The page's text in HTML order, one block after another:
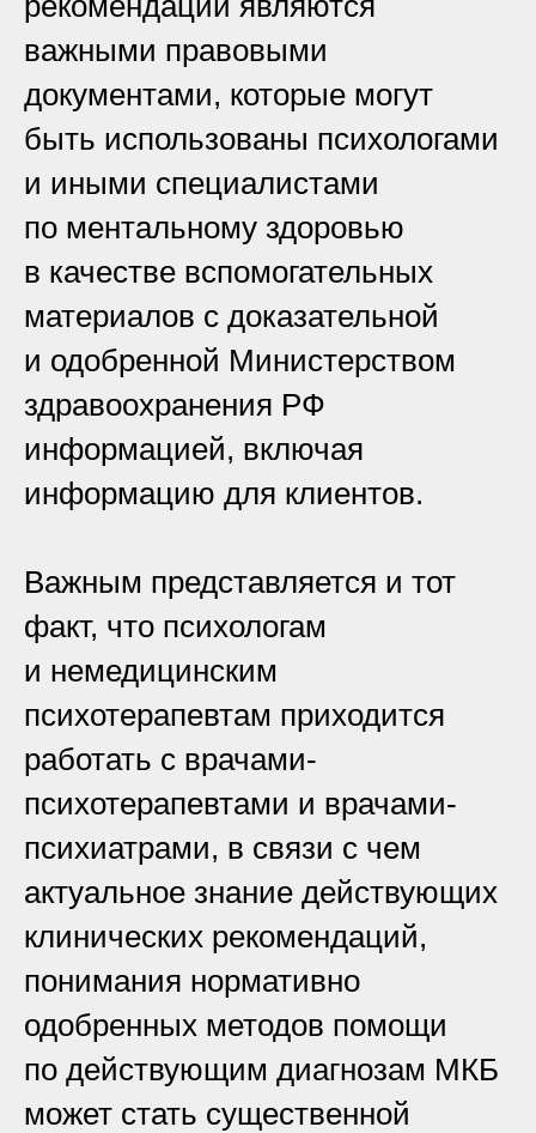
важными правовыми
документами, которые могут
быть использованы психологами
и иными специалистами
по ментальному здоровью
в качестве вспомогательных
материалов с доказательной
и одобренной Министерством
здравоохранения РФ
информацией, включая
информацию для клиентов.
Важным представляется и тот
факт, что психологам
и немедицинским
психотерапевтам приходится
работать с врачами-
психотерапевтами и врачами-
психиатрами, в связи с чем
актуальное знание действующих
клинических рекомендаций,
понимания нормативно
одобренных методов помощи
по действующим диагнозам МКБ
может стать существенной